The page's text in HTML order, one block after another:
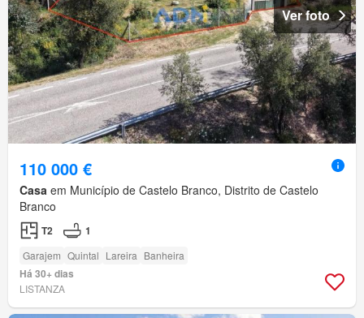
Ver foto
110 000 €
Casa em Município de Castelo Branco, Distrito de Castelo
Branco
T2 1
Garajem Quintal Lareira Banheira
Há 30+ dias
LISTANZA